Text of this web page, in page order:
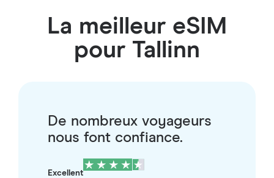
La meilleur eSIM
pour Tallinn
De nombreux voyageurs
nous font confiance.
Excellent